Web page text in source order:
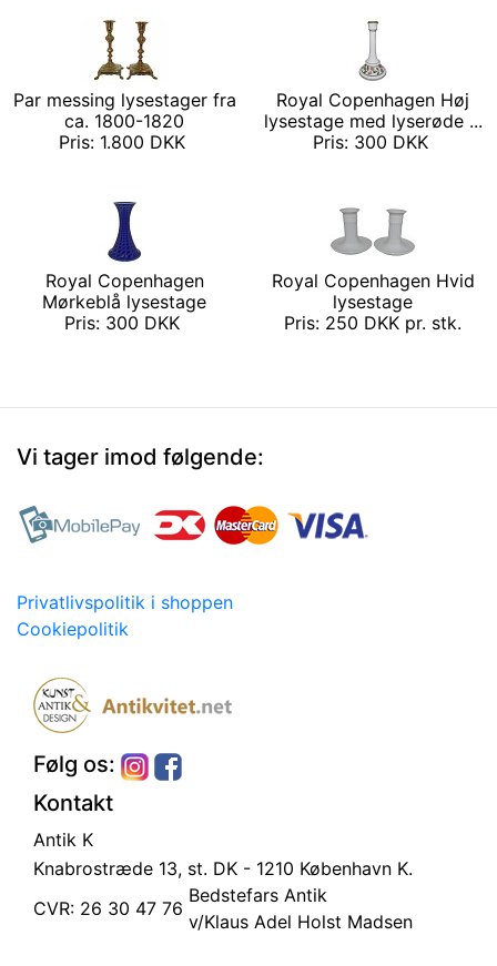
Par messing lysestager fra
ca. 1800-1820
Pris: 1.800 DKK
Royal Copenhagen Høj
lysestage med lyserøde ...
Pris: 300 DKK
Royal Copenhagen
Mørkeblå lysestage
Pris: 300 DKK
Royal Copenhagen Hvid
lysestage
Pris: 250 DKK pr. stk.
Vi tager imod følgende:
Privatlivspolitik i shoppen
Cookiepolitik
Følg os:
Kontakt
Antik K
Knabrostræde 13, st. DK - 1210 København K.
CVR: 26 30 47 76
Bedstefars Antik
v/Klaus Adel Holst Madsen